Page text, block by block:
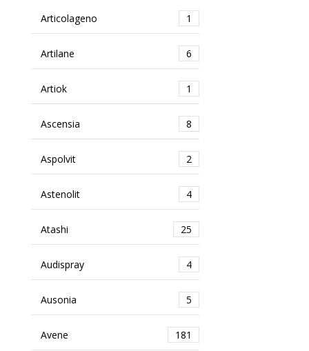
Articolageno 1
Artilane 6
Artiok 1
Ascensia 8
Aspolvit 2
Astenolit 4
Atashi 25
Audispray 4
Ausonia 5
Avene 181